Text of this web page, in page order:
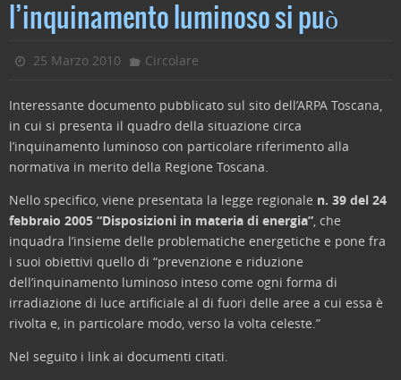
l’inquinamento luminoso si può
25 Marzo 2010 Circolare
Interessante documento pubblicato sul sito dell’ARPA Toscana,
in cui si presenta il quadro della situazione circa
l’inquinamento luminoso con particolare riferimento alla
normativa in merito della Regione Toscana.
Nello specifico, viene presentata la legge regionale n. 39 del 24
febbraio 2005 “Disposizioni in materia di energia”, che
inquadra l’insieme delle problematiche energetiche e pone fra
i suoi obiettivi quello di “prevenzione e riduzione
dell’inquinamento luminoso inteso come ogni forma di
irradiazione di luce artificiale al di fuori delle aree a cui essa è
rivolta e, in particolare modo, verso la volta celeste.”
Nel seguito i link ai documenti citati.